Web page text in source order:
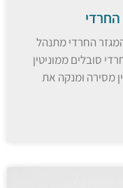
החרדי
החרדי מתנהל
סובלים ממוניטין
מסירה ומנקה את